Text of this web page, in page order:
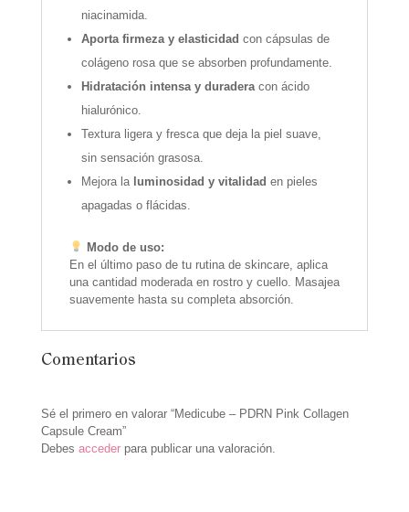
niacinamida.
Aporta firmeza y elasticidad con cápsulas de
colágeno rosa que se absorben profundamente.
Hidratación intensa y duraderacon ácido
hialurónico.
Textura ligera y fresca que deja la piel suave,
sin sensación grasosa.
Mejora la luminosidad y vitalidad en pieles
apagadas o flácidas.
Modo de uso:
En el último paso de tu rutina de skincare, aplica
una cantidad moderada en rostro y cuello. Masajea
suavemente hasta su completa absorción.
Comentarios
Sé el primero en valorar “Medicube – PDRN Pink Collagen
Capsule Cream”
Debes accederpara publicar una valoración.